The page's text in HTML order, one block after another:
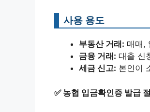
사용 용도
부동산 거래: 매매,
금융 거래: 대출 신
세금 신고: 본인이
✅ 농협 입금확인증 발급